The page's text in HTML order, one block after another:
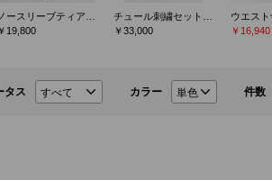
￥19,800
￥33,000
￥16,940
タス カラー 件数